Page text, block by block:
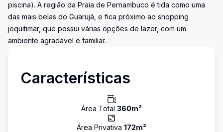
piscina). A região da Praia de Pernambuco é tida como uma
das mais belas do Guarujá, e fica próximo ao shopping
jequitimar, que possui várias opções de lazer, com um
ambiente agradável e familiar.
Características
Área Total 360m²
Área Privativa 172m²